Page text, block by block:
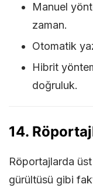
Manuel
zaman.
Otomatik
Hibrit
doğruluk.
14.
Röportajlarda
gürültüsü gibi